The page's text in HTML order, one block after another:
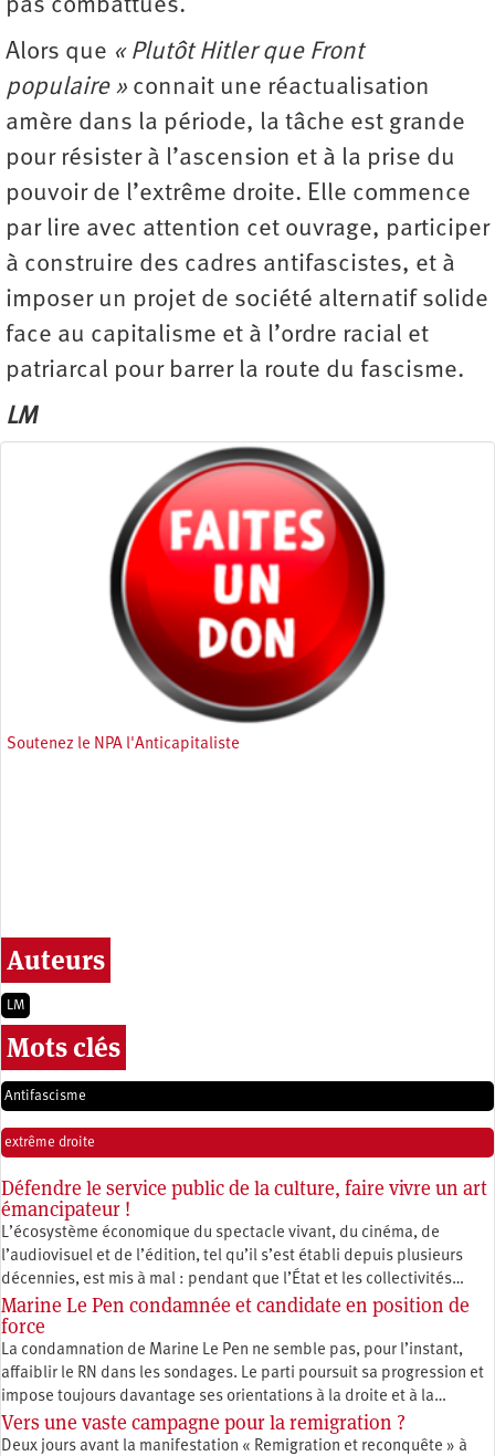
pas combattues.
Alors que « Plutôt Hitler que Front
populaire » connait une réactualisation
amère dans la période, la tâche est grande
pour résister à l’ascension et à la prise du
pouvoir de l’extrême droite. Elle commence
par lire avec attention cet ouvrage, participer
à construire des cadres antifascistes, et à
imposer un projet de société alternatif solide
face au capitalisme et à l’ordre racial et
patriarcal pour barrer la route du fascisme.
LM
Soutenez le NPA l'Anticapitaliste
Auteurs
LM
Mots clés
Antifascisme
extrême droite
Défendre le service public de la culture, faire vivre un art
émancipateur !
L’écosystème économique du spectacle vivant, du cinéma, de
l’audiovisuel et de l’édition, tel qu’il s’est établi depuis plusieurs
décennies, est mis à mal : pendant que l’État et les collectivités…
Marine Le Pen condamnée et candidate en position de
force
La condamnation de Marine Le Pen ne semble pas, pour l’instant,
affaiblir le RN dans les sondages. Le parti poursuit sa progression et
impose toujours davantage ses orientations à la droite et à la…
Vers une vaste campagne pour la remigration ?
Deux jours avant la manifestation « Remigration et reconquête » à